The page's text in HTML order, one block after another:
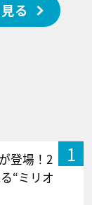
る
1
登場！2
“ミリオ